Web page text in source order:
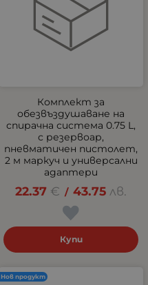
Комплект за
обезвъздушаване на
спирачна система 0.75 L,
с резервоар,
пневматичен пистолет,
2 м маркуч и универсални
адаптери
22.37 € / 43.75 лв.
Купи
Нов продукт